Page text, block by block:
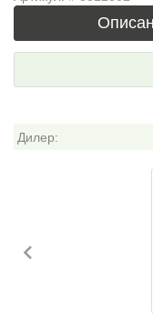
Дилер: